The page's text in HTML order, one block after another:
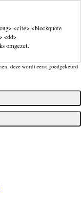
<cite> <blockquote
<dd>
omgezet.
deze wordt eerst goedgekeurd